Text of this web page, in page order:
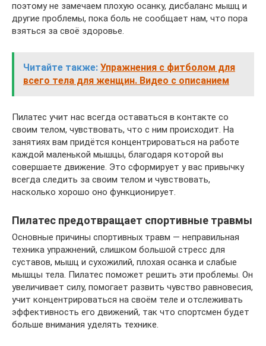
поэтому не замечаем плохую осанку, дисбаланс мышц и
другие проблемы, пока боль не сообщает нам, что пора
взяться за своё здоровье.
Читайте также: Упражнения с фитболом для
всего тела для женщин. Видео с описанием
Пилатес учит нас всегда оставаться в контакте со
своим телом, чувствовать, что с ним происходит. На
занятиях вам придётся концентрироваться на работе
каждой маленькой мышцы, благодаря которой вы
совершаете движение. Это сформирует у вас привычку
всегда следить за своим телом и чувствовать,
насколько хорошо оно функционирует.
Пилатес предотвращает спортивные травмы
Основные причины спортивных травм — неправильная
техника упражнений, слишком большой стресс для
суставов, мышц и сухожилий, плохая осанка и слабые
мышцы тела. Пилатес поможет решить эти проблемы. Он
увеличивает силу, помогает развить чувство равновесия,
учит концентрироваться на своём теле и отслеживать
эффективность его движений, так что спортсмен будет
больше внимания уделять технике.